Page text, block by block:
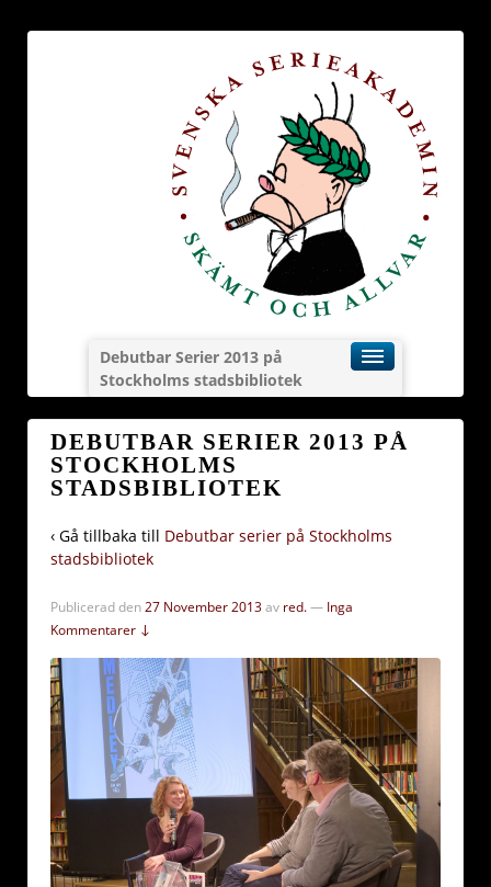
Debutbar Serier 2013 på
Stockholms stadsbibliotek
DEBUTBAR SERIER 2013 PÅ
STOCKHOLMS
STADSBIBLIOTEK
‹ Gå tillbaka till Debutbar serier på Stockholms
stadsbibliotek
Publicerad den27 November 2013av red.— Inga
Kommentarer ↓